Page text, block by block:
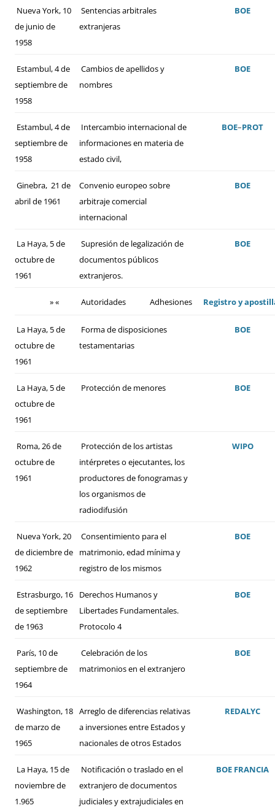
Nueva York, 10
de junio de
1958
Sentencias arbitrales
extranjeras
BOE
Estambul, 4 de
septiembre de
1958
Cambios de apellidos y
nombres
BOE
Estambul, 4 de
septiembre de
1958
Intercambio internacional de
informaciones en materia de
estado civil,
BOE–PROT
Ginebra, 21 de
abril de 1961
Convenio europeo sobre
arbitraje comercial
internacional
BOE
La Haya, 5 de
octubre de
1961
Supresión de legalización de
documentos públicos
extranjeros.
BOE
» « Autoridades Adhesiones Registro y
La Haya, 5 de
octubre de
1961
Forma de disposiciones
testamentarias
BOE
La Haya, 5 de
octubre de
1961
Protección de menores BOE
Roma, 26 de
octubre de
1961
Protección de los artistas
intérpretes o ejecutantes, los
productores de fonogramas y
los organismos de
radiodifusión
WIPO
Nueva York, 20
de diciembre de
1962
Consentimiento para el
matrimonio, edad mínima y
registro de los mismos
BOE
Estrasburgo, 16
de septiembre
de 1963
Derechos Humanos y
Libertades Fundamentales.
Protocolo 4
BOE
París, 10 de
septiembre de
1964
Celebración de los
matrimonios en el extranjero
BOE
Washington, 18
de marzo de
1965
Arreglo de diferencias relativas
a inversiones entre Estados y
nacionales de otros Estados
REDALYC
La Haya, 15 de
noviembre de
1.965
Notificación o traslado en el
extranjero de documentos
judiciales y extrajudiciales en
BOE FRANCIA